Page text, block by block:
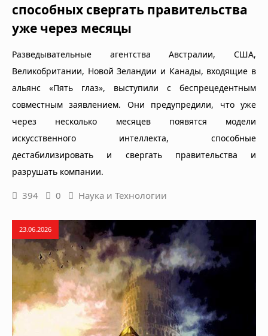
способных свергать правительства
уже через месяцы
Разведывательные агентства Австралии, США,
Великобритании, Новой Зеландии и Канады, входящие в
альянс «Пять глаз», выступили с беспрецедентным
совместным заявлением. Они предупредили, что уже
через несколько месяцев появятся модели
искусственного интеллекта, способные
дестабилизировать и свергать правительства и
разрушать компании.
394 0 Наука и Технологии
23.06.2026